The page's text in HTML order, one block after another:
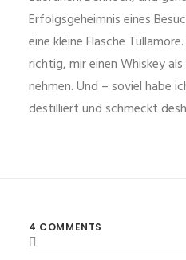
Erfolgsgeheimnis eines
eine kleine Flasche
richtig, mir einen Whiskey
nehmen. Und – soviel habe
destilliert und schmeckt
4 COMMENTS